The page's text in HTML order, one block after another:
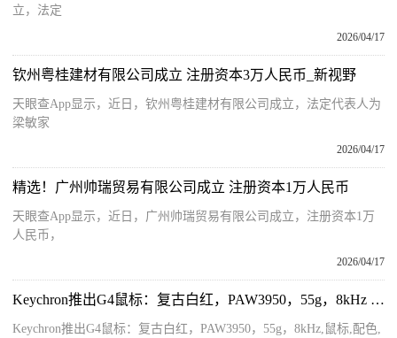
立，法定
2026/04/17
钦州粤桂建材有限公司成立 注册资本3万人民币_新视野
天眼查App显示，近日，钦州粤桂建材有限公司成立，法定代表人为
梁敏家
2026/04/17
精选！广州帅瑞贸易有限公司成立 注册资本1万人民币
天眼查App显示，近日，广州帅瑞贸易有限公司成立，注册资本1万
人民币，
2026/04/17
Keychron推出G4鼠标：复古白红，PAW3950，55g，8kHz 今日热讯
Keychron推出G4鼠标：复古白红，PAW3950，55g，8kHz,鼠标,配色,